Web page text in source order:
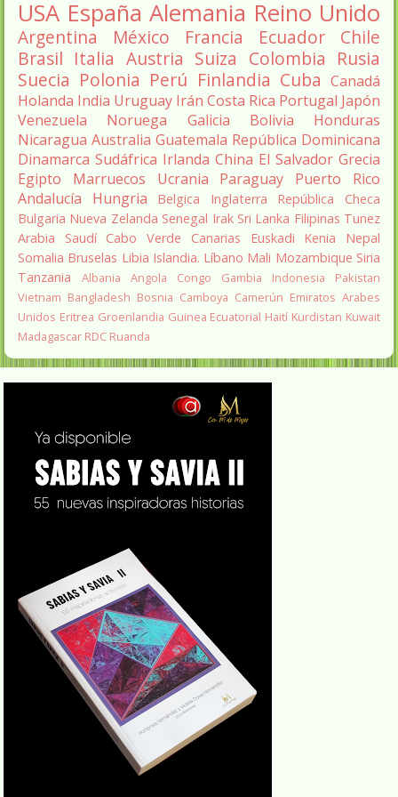
USA España Alemania Reino Unido
Argentina México Francia Ecuador
Chile
Brasil Italia Austria Suiza Colombia Rusia
Suecia Polonia Perú Finlandia Cuba Canadá
Holanda India Uruguay Irán Costa Rica Portugal Japón
Venezuela
Noruega Galicia Bolivia
Honduras
Nicaragua Australia Guatemala República Dominicana
Dinamarca Sudáfrica Irlanda China El Salvador Grecia
Egipto
Marruecos Ucrania Paraguay
Puerto Rico
Andalucía
Hungria Belgica Inglaterra
República Checa
Bulgaria Nueva Zelanda Senegal Irak Sri Lanka Filipinas Tunez
Arabia Saudí Cabo Verde Canarias Euskadi Kenia
Nepal
Somalia Bruselas Libia Islandia. Líbano Mali Mozambique Siria
Tanzania
Albania Angola Congo Gambia Indonesia
Pakistan
Vietnam Bangladesh Bosnia Camboya Camerún Emiratos Arabes
Unidos Eritrea Groenlandia Guinea Ecuatorial Haití Kurdistan Kuwait
Madagascar RDC Ruanda